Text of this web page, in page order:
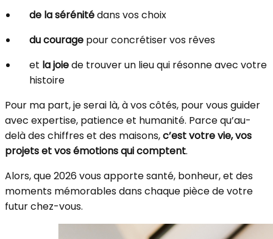
de la sérénitédans vos choix
du courage pour concrétiser vos rêves
et la joiede trouver un lieu qui résonne avec votre
histoire
Pour ma part, je serai là, à vos côtés, pour vous guider
avec expertise, patience et humanité. Parce qu’au-
delà des chiffres et des maisons,c’est votre vie, vos
projets et vos émotions qui comptent.
Alors, que 2026 vous apporte santé, bonheur, et des
moments mémorables dans chaque pièce de votre
futur chez-vous.